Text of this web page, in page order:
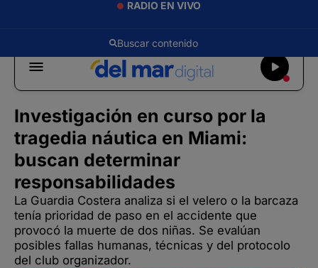
RADIO EN VIVO
Investigación en curso por la
tragedia náutica en Miami:
buscan determinar
responsabilidades
La Guardia Costera analiza si el velero o la barcaza
tenía prioridad de paso en el accidente que
provocó la muerte de dos niñas. Se evalúan
posibles fallas humanas, técnicas y del protocolo
del club organizador.